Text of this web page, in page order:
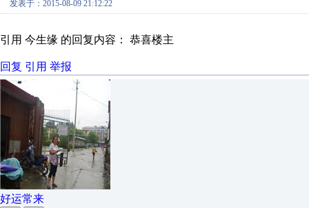
发表于：2015-08-09 21:12:22
引用 今生缘 的回复内容： 恭喜楼主
回复 引用 举报
好运常来